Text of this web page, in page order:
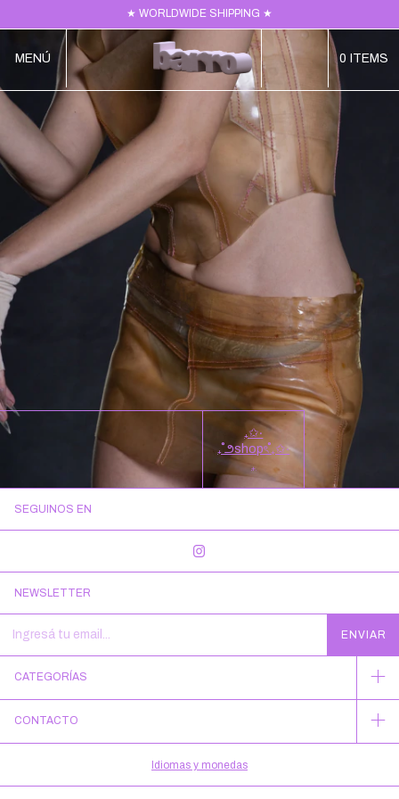
★ WORLDWIDE SHIPPING ★
MENÚ 0 ITEMS
₊✩‧
₊˚౨shopৎ˚₊✩‧
₊
SEGUINOS EN
NEWSLETTER
CATEGORÍAS
CONTACTO
Idiomas y monedas